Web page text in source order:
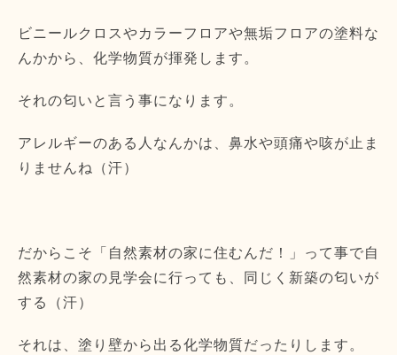
ビニールクロスやカラーフロアや無垢フロアの塗料な
んかから、 化学物質が揮発します。
それの匂いと言う事になります。
アレルギーのある人なんかは、鼻水や頭痛や咳が止ま
りませんね（汗）
だからこそ「自然素材の家に住むんだ！」
って事で自
然素材の家の見学会に行っても、
同じく新築の匂いが
する（汗）
それは、塗り壁から出る化学物質だったりします。